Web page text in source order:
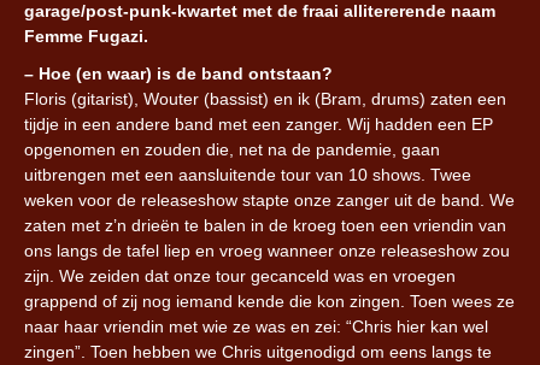
garage/post-punk-kwartet met de fraai allitererende naam
Femme Fugazi.
– Hoe (en waar) is de band ontstaan?
Floris (gitarist), Wouter (bassist) en ik (Bram, drums) zaten een
tijdje in een andere band met een zanger. Wij hadden een EP
opgenomen en zouden die, net na de pandemie, gaan
uitbrengen met een aansluitende tour van 10 shows. Twee
weken voor de releaseshow stapte onze zanger uit de band. We
zaten met z’n drieën te balen in de kroeg toen een vriendin van
ons langs de tafel liep en vroeg wanneer onze releaseshow zou
zijn. We zeiden dat onze tour gecanceld was en vroegen
grappend of zij nog iemand kende die kon zingen. Toen wees ze
naar haar vriendin met wie ze was en zei: “Chris hier kan wel
zingen”. Toen hebben we Chris uitgenodigd om eens langs te